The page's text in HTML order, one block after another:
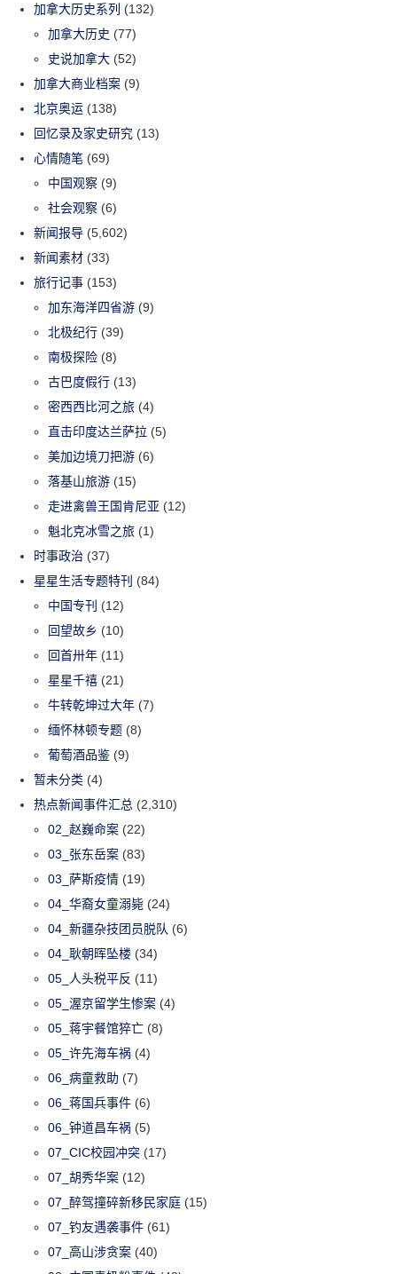
加拿大历史系列 (132)
加拿大历史 (77)
史说加拿大 (52)
加拿大商业档案 (9)
北京奥运 (138)
回忆录及家史研究 (13)
心情随笔 (69)
中国观察 (9)
社会观察 (6)
新闻报导 (5,602)
新闻素材 (33)
旅行记事 (153)
加东海洋四省游 (9)
北极纪行 (39)
南极探险 (8)
古巴度假行 (13)
密西西比河之旅 (4)
直击印度达兰萨拉 (5)
美加边境刀把游 (6)
落基山旅游 (15)
走进禽兽王国肯尼亚 (12)
魁北克冰雪之旅 (1)
时事政治 (37)
星星生活专题特刊 (84)
中国专刊 (12)
回望故乡 (10)
回首卅年 (11)
星星千禧 (21)
牛转乾坤过大年 (7)
缅怀林顿专题 (8)
葡萄酒品鉴 (9)
暂未分类 (4)
热点新闻事件汇总 (2,310)
02_赵巍命案 (22)
03_张东岳案 (83)
03_萨斯疫情 (19)
04_华裔女童溺毙 (24)
04_新疆杂技团员脱队 (6)
04_耿朝晖坠楼 (34)
05_人头税平反 (11)
05_渥京留学生惨案 (4)
05_蒋宇餐馆猝亡 (8)
05_许先海车祸 (4)
06_病童救助 (7)
06_蒋国兵事件 (6)
06_钟道昌车祸 (5)
07_CIC校园冲突 (17)
07_胡秀华案 (12)
07_醉驾撞碎新移民家庭 (15)
07_钓友遇袭事件 (61)
07_高山涉贪案 (40)